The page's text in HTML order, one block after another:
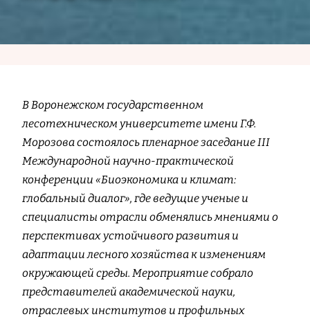
В Воронежском государственном
лесотехническом университете имени Г.Ф.
Морозова состоялось пленарное заседание III
Международной научно-практической
конференции «Биоэкономика и климат:
глобальный диалог», где ведущие ученые и
специалисты отрасли обменялись мнениями о
перспективах устойчивого развития и
адаптации лесного хозяйства к изменениям
окружающей среды. Мероприятие собрало
представителей академической науки,
отраслевых институтов и профильных